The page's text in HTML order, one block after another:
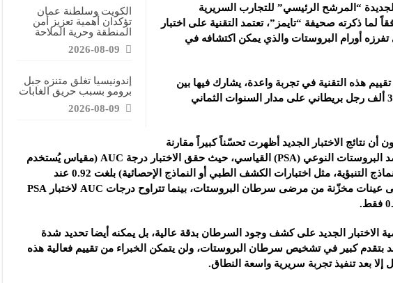
الكويت وسلطنة عمان
تؤكدان أهمية تعزيز أمن
المنطقة وحرية الملاحة
2026-08-09
إندونيسيا تغلق متنزه جبل
برومو بسبب حريق الغابات
2026-08-09
“المرشح الرئيسي” للتجارب السريرية
لما ذكرته صحيفة “تايمز”، تعتمد التقنية على اختبار
تفرزه أورام البروستات والذي يمكن اكتشافه في
هذه التقنية في تجربة واعدة، يشارك فيها بين
250 ألف و300 ألف رجل بريطاني على مدار السنوات الثماني
أن نتائج الاختبار الجديد أظهرت تحسّناً كبيراً مقارنة
باختبار مستضد البروستات النوعي (PSA) القياسي، حيث حقق الاختبار درجة AUC (مقياس يُستخدم
لتقييم أداء النماذج التنبؤية، مثل اختبارات الكشف الطبي أو النماذج الإحصائية) بلغت 0.92 عند
استخدامه على عينات مخزّنة من مرضى سرطان البروستات، بينما تتراوح درجات AUC لاختبار PSA
الاختبار الجديد على كشف وجود السرطان بدقة عالية، بل يمكنه أيضا تحديد شدة
بتقدم كبير في تشخيص سرطان البروستات، ولن يتمكن الخبراء من تقييم فعالية هذه
إلا بعد تنفيذ تجربة سريرية واسعة النطاق.